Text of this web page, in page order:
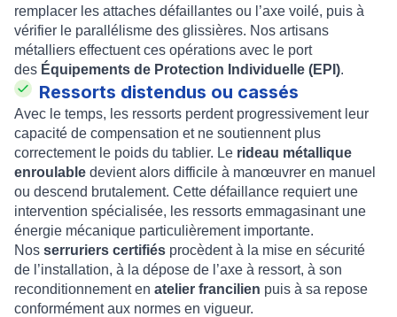
remplacer les attaches défaillantes ou l’axe voilé, puis à
vérifier le parallélisme des glissières. Nos artisans
métalliers effectuent ces opérations avec le port
des Équipements de Protection Individuelle (EPI).
Ressorts distendus ou cassés
Avec le temps, les ressorts perdent progressivement leur
capacité de compensation et ne soutiennent plus
correctement le poids du tablier. Le rideau métallique
enroulable devient alors difficile à manœuvrer en manuel
ou descend brutalement. Cette défaillance requiert une
intervention spécialisée, les ressorts emmagasinant une
énergie mécanique particulièrement importante.
Nos serruriers certifiés procèdent à la mise en sécurité
de l’installation, à la dépose de l’axe à ressort, à son
reconditionnement en atelier francilien puis à sa repose
conformément aux normes en vigueur.